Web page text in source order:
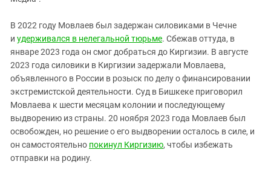
В 2022 году Мовлаев был задержан силовиками в Чечне
и удерживался в нелегальной тюрьме. Сбежав оттуда, в
январе 2023 года он смог добраться до Киргизии. В августе
2023 года силовики в Киргизии задержали Мовлаева,
объявленного в России в розыск по делу о финансировании
экстремистской деятельности. Суд в Бишкеке приговорил
Мовлаева к шести месяцам колонии и последующему
выдворению из страны. 20 ноября 2023 года Мовлаев был
освобожден, но решение о его выдворении осталось в силе, и
он самостоятельно покинул Киргизию, чтобы избежать
отправки на родину.